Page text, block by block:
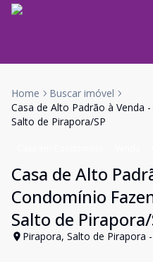
Home
Buscar imóvel
Casa de Alto Padrão à Venda
Salto de Pirapora/SP
Casa de Alto
Condomínio
Salto de Pirapora/
Pirapora, Salto de Pirapora -